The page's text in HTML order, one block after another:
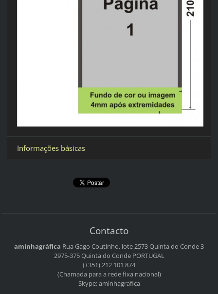
Informações básicas
Contacto
aminhagráfica Rua Gago Coutinho, lote 2573Quinta do Conde 3
2975-375 Quinta do CondePORTUGAL
(+351) 212 101 874
(Chamada para a rede fixa nacional)
Skype: aminhagrafica